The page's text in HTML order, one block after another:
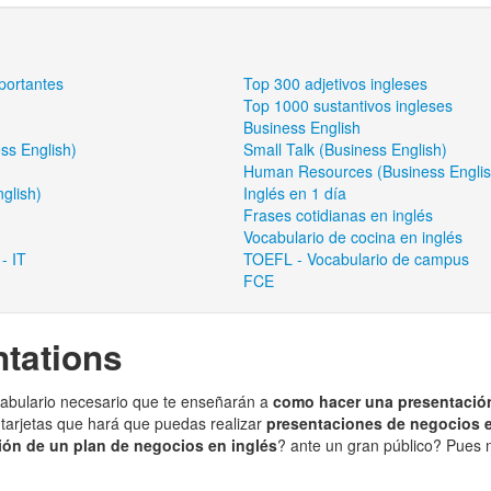
Top 300 adjetivos ingleses
Top 1000 sustantivos ingleses
Business English
English)
Small Talk (Business English)
Human Resources (Business
Inglés en 1 día
Frases cotidianas en inglés
Vocabulario de cocina en inglés
IT
TOEFL - Vocabulario de campus
FCE
necesario que te enseñarán a como hacer una
que hará que puedas realizar presentaciones de negocios
de un plan de negocios en inglés? ante un gran público? Pues